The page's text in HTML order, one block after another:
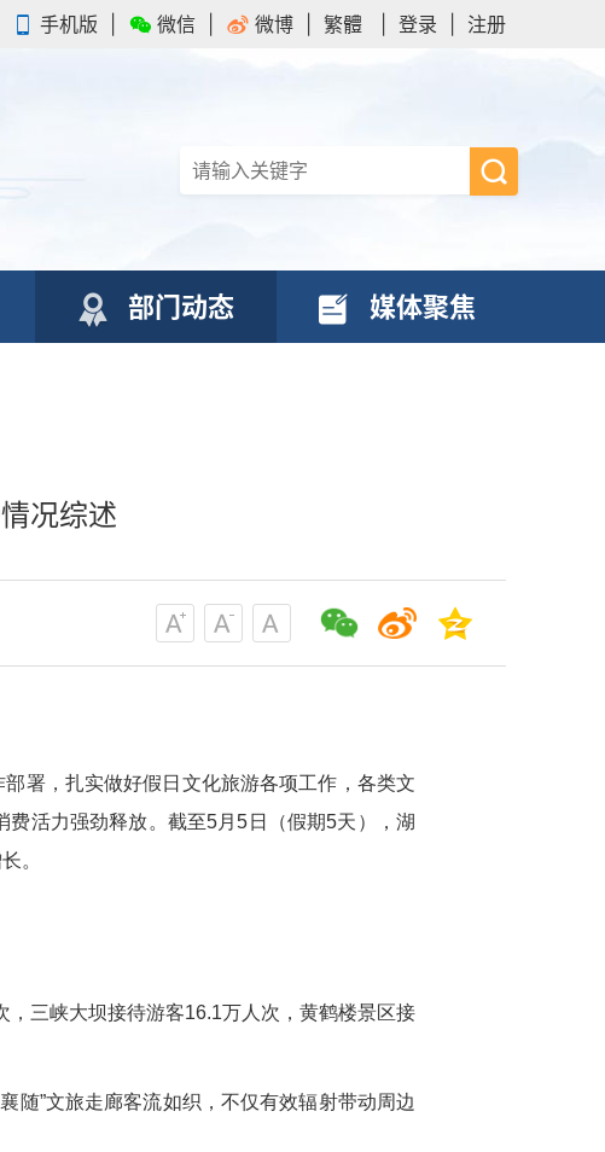
手机版 微信 微博 繁體 登录 注册
部门动态 媒体聚焦
况综述
署，扎实做好假日文化旅游各项工作，各类文
活力强劲释放。截至5月5日（假期5天），湖
。
三峡大坝接待游客16.1万人次，黄鹤楼景区接
随”文旅走廊客流如织，不仅有效辐射带动周边